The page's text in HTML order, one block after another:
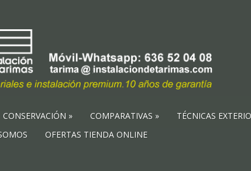
CONSERVACIÓN COMPARATIVAS TÉCNICAS
OFERTAS TIENDA ONLINE